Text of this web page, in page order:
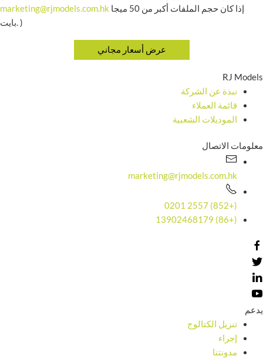
marketing@rjmodels.com.hk
بايت. )
RJ Models
نبذة عن الشركة
قائمة العملاء
الموديلات الشعبية
معلومات الاتصال
marketing@rjmodels.com.hk
(+852) 2557 0201
(+86) 13902468179
يدعم
تنزيل الكتالوج
إجراء
مدونتنا